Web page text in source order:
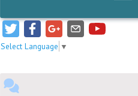
Select Language ▼